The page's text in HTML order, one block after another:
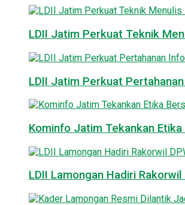
LDII Jatim Perkuat Teknik
LDII Jatim Perkuat
Kominfo Jatim Tekankan
LDII Lamongan Hadiri